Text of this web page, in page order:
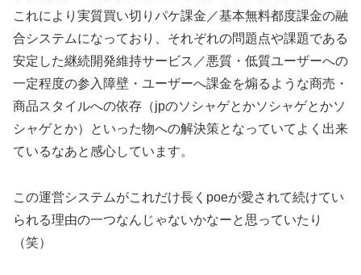
これにより実質買い切りパケ課金／基本無料都度課金の融
合システムになっており、それぞれの問題点や課題である
安定した継続開発維持サービス／悪質・低質ユーザーへの
一定程度の参入障壁・ユーザーへ課金を煽るような商売・
商品スタイルへの依存（jpのソシャゲとかソシャゲとかソ
シャゲとか）といった物への解決策となっていてよく出来
ているなあと感心しています。
この運営システムがこれだけ長くpoeが愛されて続けてい
られる理由の一つなんじゃないかなーと思っていたり
（笑）